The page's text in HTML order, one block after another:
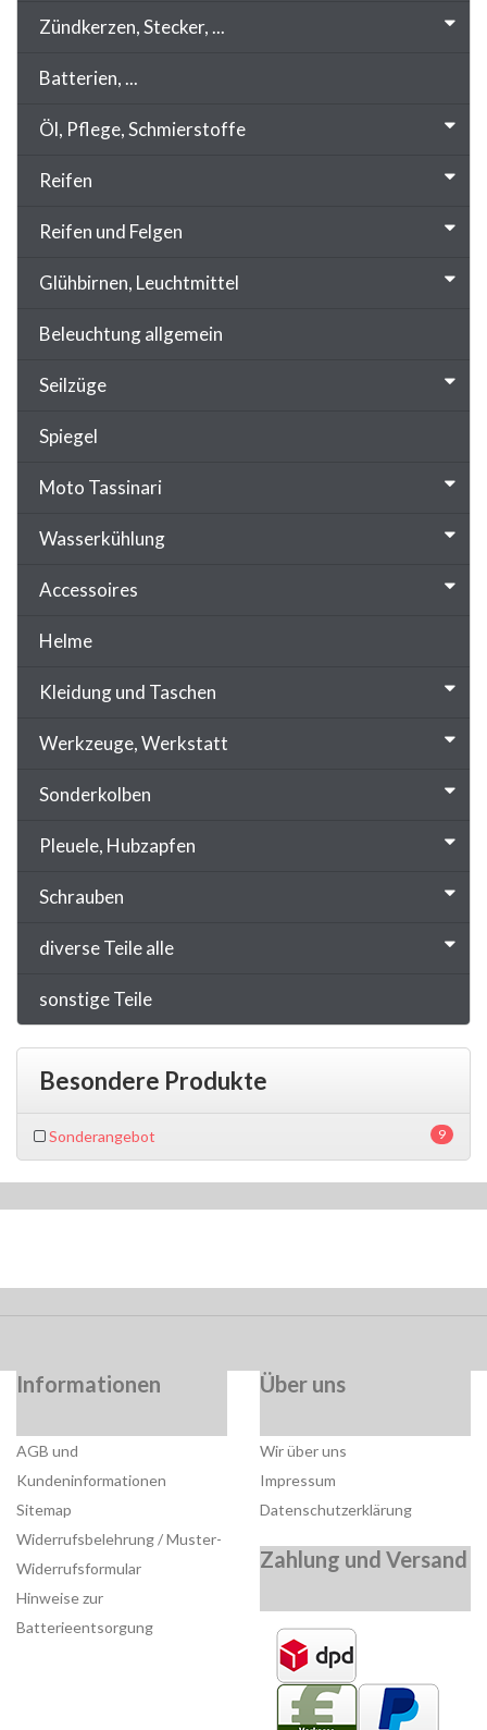
Zündkerzen, Stecker, ...
Batterien, ...
Öl, Pflege, Schmierstoffe
Reifen
Reifen und Felgen
Glühbirnen, Leuchtmittel
Beleuchtung allgemein
Seilzüge
Spiegel
Moto Tassinari
Wasserkühlung
Accessoires
Helme
Kleidung und Taschen
Werkzeuge, Werkstatt
Sonderkolben
Pleuele, Hubzapfen
Schrauben
diverse Teile alle
sonstige Teile
Besondere Produkte
9
Sonderangebot
Informationen
AGB und
Kundeninformationen
Sitemap
Widerrufsbelehrung / Muster-
Widerrufsformular
Hinweise zur
Batterieentsorgung
Über uns
Wir über uns
Impressum
Datenschutzerklärung
Zahlung und Versand